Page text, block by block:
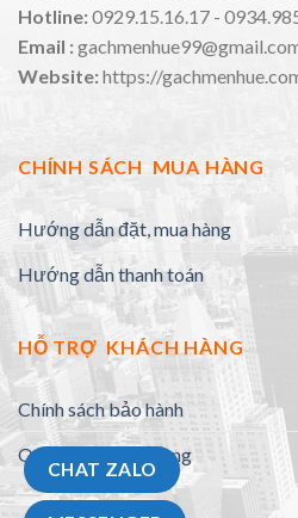
Hotline:0929.15.16.17 -
Email :
Website:https://
CHÍNH SÁCH MUA HÀNG
Hướng dẫn đặt, mua hàng
Hướng dẫn thanh toán
HỖ TRỢ KHÁCH HÀNG
Chính sách bảo hành
Quy định đổi trả hàng
CHAT ZALO